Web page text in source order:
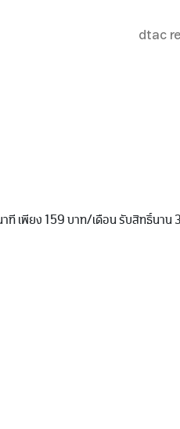
dtac
ที เพียง 159 บาท/เดือน รับสิทธิ์นาน